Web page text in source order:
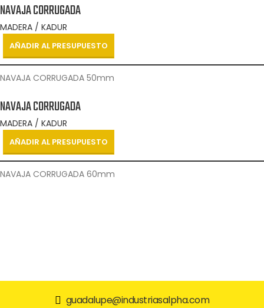
NAVAJA CORRUGADA
MADERA / KADUR
AÑADIR AL PRESUPUESTO
NAVAJA CORRUGADA 50mm
NAVAJA CORRUGADA
MADERA / KADUR
AÑADIR AL PRESUPUESTO
NAVAJA CORRUGADA 60mm
guadalupe@industriasalpha.com